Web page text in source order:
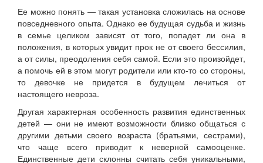
Ее можно понять — такая установка сложилась на основе
повседневного опыта. Однако ее будущая судьба и жизнь
в семье целиком зависят от того, попадет ли она в
положения, в которых увидит прок не от своего бессилия,
а от силы, преодоления себя самой. Если это произойдет,
а помочь ей в этом могут родители или кто-то со стороны,
то девочке не придется в будущем лечиться от
настоящего невроза.
Другая характерная особенность развития единственных
детей — они не имеют возможности близко общаться с
другими детьми своего возраста (братьями, сестрами),
что чаще всего приводит к неверной самооценке.
Единственные дети склонны считать себя уникальными,